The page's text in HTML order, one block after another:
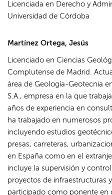
Licenciada en Derecho y
Universidad de Córdoba
Martínez Ortega, Jesús
Licenciado en Ciencias
Complutense de Madrid.
área de Geología-Geotecnia
S.A., empresa en la que
años de experiencia en
ha trabajado en numerosos
incluyendo estudios
presas, carreteras,
en España como en el
incluye la supervisión y
proyectos de infraestructuras
participado como ponente en